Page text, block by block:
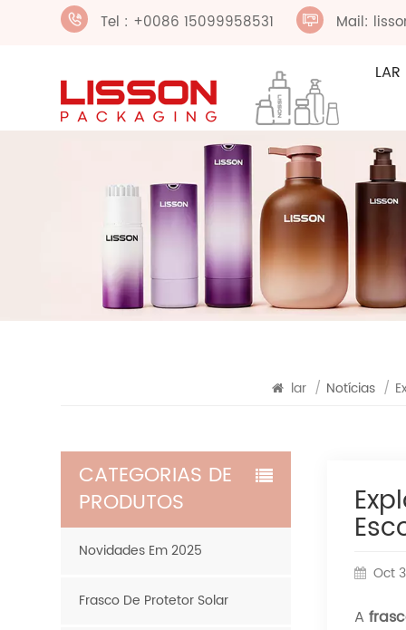
Tel : +0086 15099958531 Mail:
LAR
lar / Notícias /
Oct
A
CATEGORIAS DE
PRODUTOS
Novidades Em 2025
Frasco De Protetor Solar